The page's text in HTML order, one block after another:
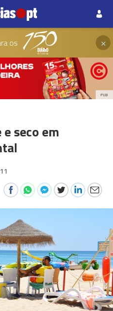
os ×
PUB
seco em